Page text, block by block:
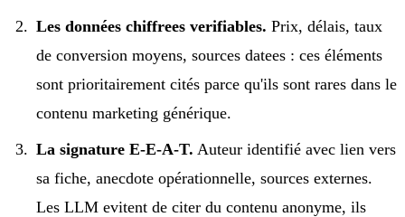
Les données chiffrees verifiables. Prix, délais, taux
de conversion moyens, sources datees : ces éléments
sont prioritairement cités parce qu'ils sont rares dans le
contenu marketing générique.
La signature E-E-A-T. Auteur identifié avec lien vers
sa fiche, anecdote opérationnelle, sources externes.
Les LLM evitent de citer du contenu anonyme, ils